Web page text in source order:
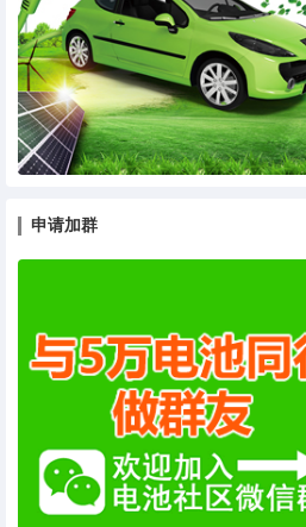
申请加群